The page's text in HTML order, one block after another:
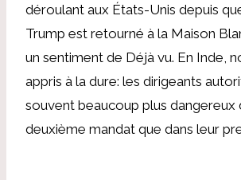
déroulant aux États-Unis depuis
Trump est retourné à la Maison
un sentiment de Déjà vu. En Inde,
appris à la dure: les dirigeants
souvent beaucoup plus dangereux
deuxième mandat que dans leur